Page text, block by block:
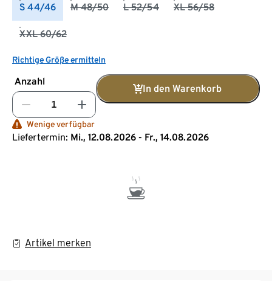
S 44/46 M 48/50 L 52/54 XL 56/58
XXL 60/62
Richtige Größe ermitteln
Anzahl
In den Warenkorb
Wenige verfügbar
Liefertermin: Mi., 12.08.2026 - Fr., 14.08.2026
Artikel merken